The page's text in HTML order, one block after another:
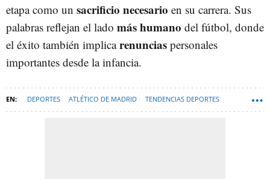
etapa como un sacrificio necesario en su carrera. Sus
palabras reflejan el lado más humano del fútbol, donde
el éxito también implicarenuncias personales
importantes desde la infancia.
DEPORTES ATLÉTICO DE MADRID TENDENCIAS DEPORTES